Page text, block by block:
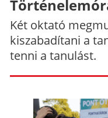
Két oktató
kiszabadítani a
tenni a tanulást.